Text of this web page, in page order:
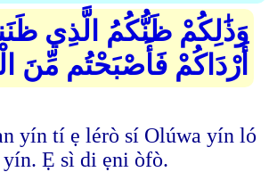
وَذَٰلِكُمْ ظَنُّكُمُ الَّذِي
أَرْدَاكُمْ فَأَصْبَحْتُم مِّنَ
yín tí ẹ lérò sí Olúwa yín ló
Ẹ sì di ẹni òfò.